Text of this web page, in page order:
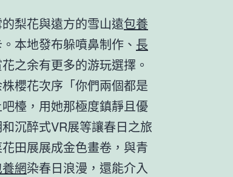
梨花與遠方的雪山遠包養
本地發布躲噴鼻制作、 長
之余有更多的游玩選擇。
櫻花次序「你們兩個都是
檯，用她那極度鎮靜且優
沉醉式VR展等讓春日之旅
田展展成金色畫卷，與青
網染春日浪漫，還能介入